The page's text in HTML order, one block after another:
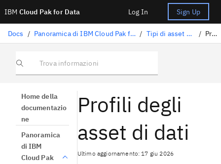
IBM Cloud Pak for Data Log In Sign Up
Docs / Panoramica di IBM Cloud Pak for Data as a Service / Tipi di asset e proprietà / Profili
Trova informazioni
Home della
documentazio
ne
Panoramica
di IBM
Cloud Pak
Profili degli
asset di dati
Ultimo aggiornamento: 17 giu 2026